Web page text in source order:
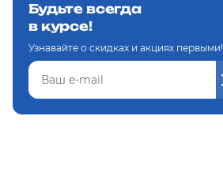
Будьте всегда
в курсе!
Узнавайте о скидках и акциях первыми!